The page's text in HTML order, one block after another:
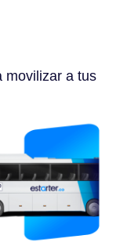
movilizar a tus